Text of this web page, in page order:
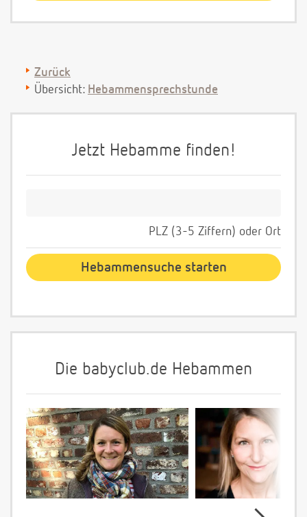
Zurück
Übersicht: Hebammensprechstunde
Jetzt Hebamme finden!
PLZ (3-5 Ziffern) oder Ort
Die babyclub.de Hebammen